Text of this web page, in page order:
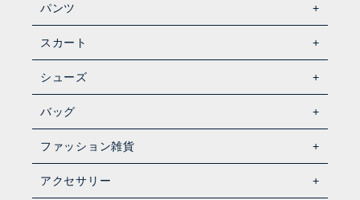
パンツ
スカート
シューズ
バッグ
ファッション雑貨
アクセサリー